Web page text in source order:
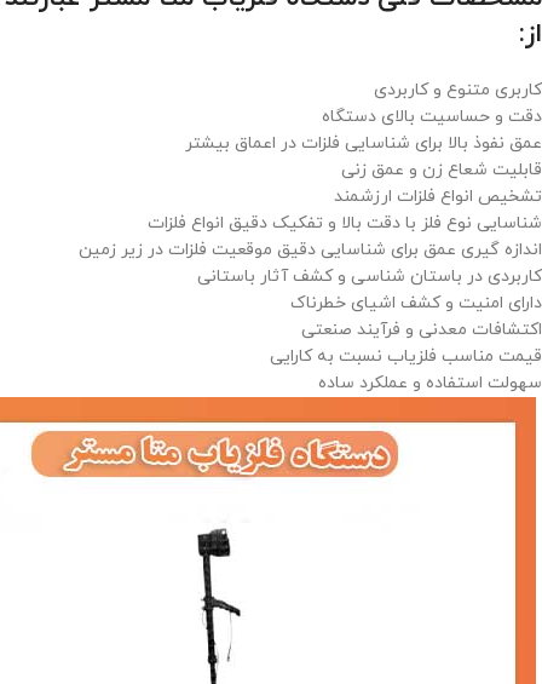
از:
کاربری متنوع و کاربردی
دقت و حساسیت بالای دستگاه
عمق نفوذ بالا برای شناسایی فلزات در اعماق بیشتر
قابلیت شعاع زن و عمق زنی
تشخیص انواع فلزات ارزشمند
شناسایی نوع فلز با دقت بالا و تفکیک دقیق انواع فلزات
اندازه‌ گیری عمق برای شناسایی دقیق موقعیت فلزات در زیر زمین
کاربردی در باستان‌ شناسی و کشف آثار باستانی
دارای امنیت و کشف اشیای خطرناک
اکتشافات معدنی و فرآیند صنعتی
قیمت مناسب فلزیاب نسبت به کارایی
سهولت استفاده و عملکرد ساده